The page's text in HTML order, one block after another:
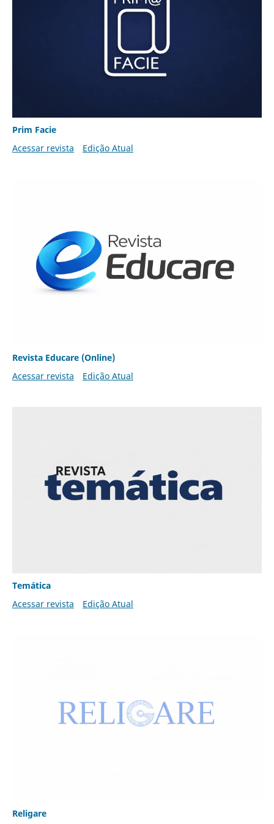
Prim Facie
Acessar revista
Edição Atual
Revista Educare (Online)
Acessar revista
Edição Atual
Temática
Acessar revista
Edição Atual
Religare